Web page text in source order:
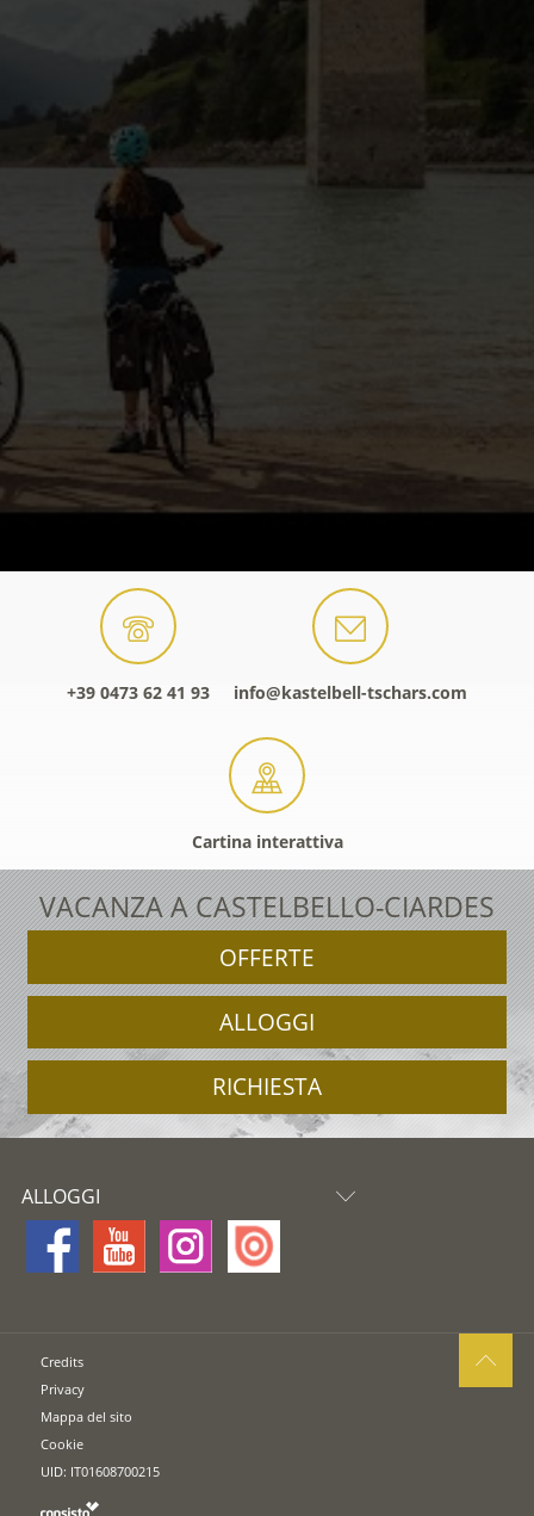
+39 0473 62 41 93 info@kastelbell-tschars.com
Cartina interattiva
VACANZA A CASTELBELLO-CIARDES
OFFERTE
ALLOGGI
RICHIESTA
ALLOGGI
Credits
Privacy
Mappa del sito
Cookie
UID: IT01608700215